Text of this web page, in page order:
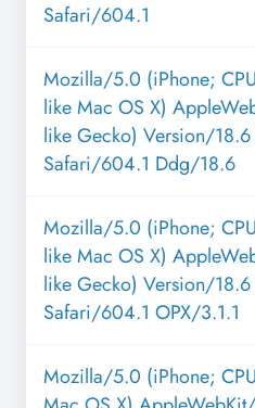
Safari/604.1
Mozilla/5.0 (iPhone;
like Mac OS X)
like Gecko) Version/
Safari/604.1 Ddg/18.6
Mozilla/5.0 (iPhone;
like Mac OS X)
like Gecko) Version/
Safari/604.1 OPX/3.1.1
Mozilla/5.0 (iPhone;